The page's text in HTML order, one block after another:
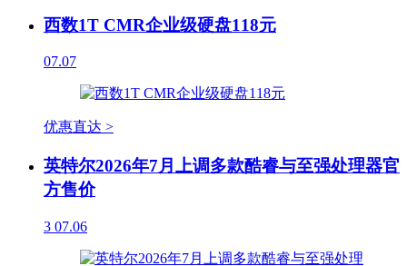
西数1T CMR企业级硬盘118元
07.07
优惠直达 >
英特尔2026年7月上调多款酷睿与至强处理器官
方售价
3 07.06